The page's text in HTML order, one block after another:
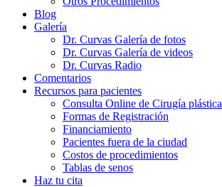
Blog
Galería
Dr. Curvas Galería de fotos
Dr. Curvas Galería de videos
Dr. Curvas Radio
Comentarios
Recursos para pacientes
Consulta Online de Cirugía plástica
Formas de Registración
Financiamiento
Pacientes fuera de la ciudad
Costos de procedimientos
Tablas de senos
Haz tu cita